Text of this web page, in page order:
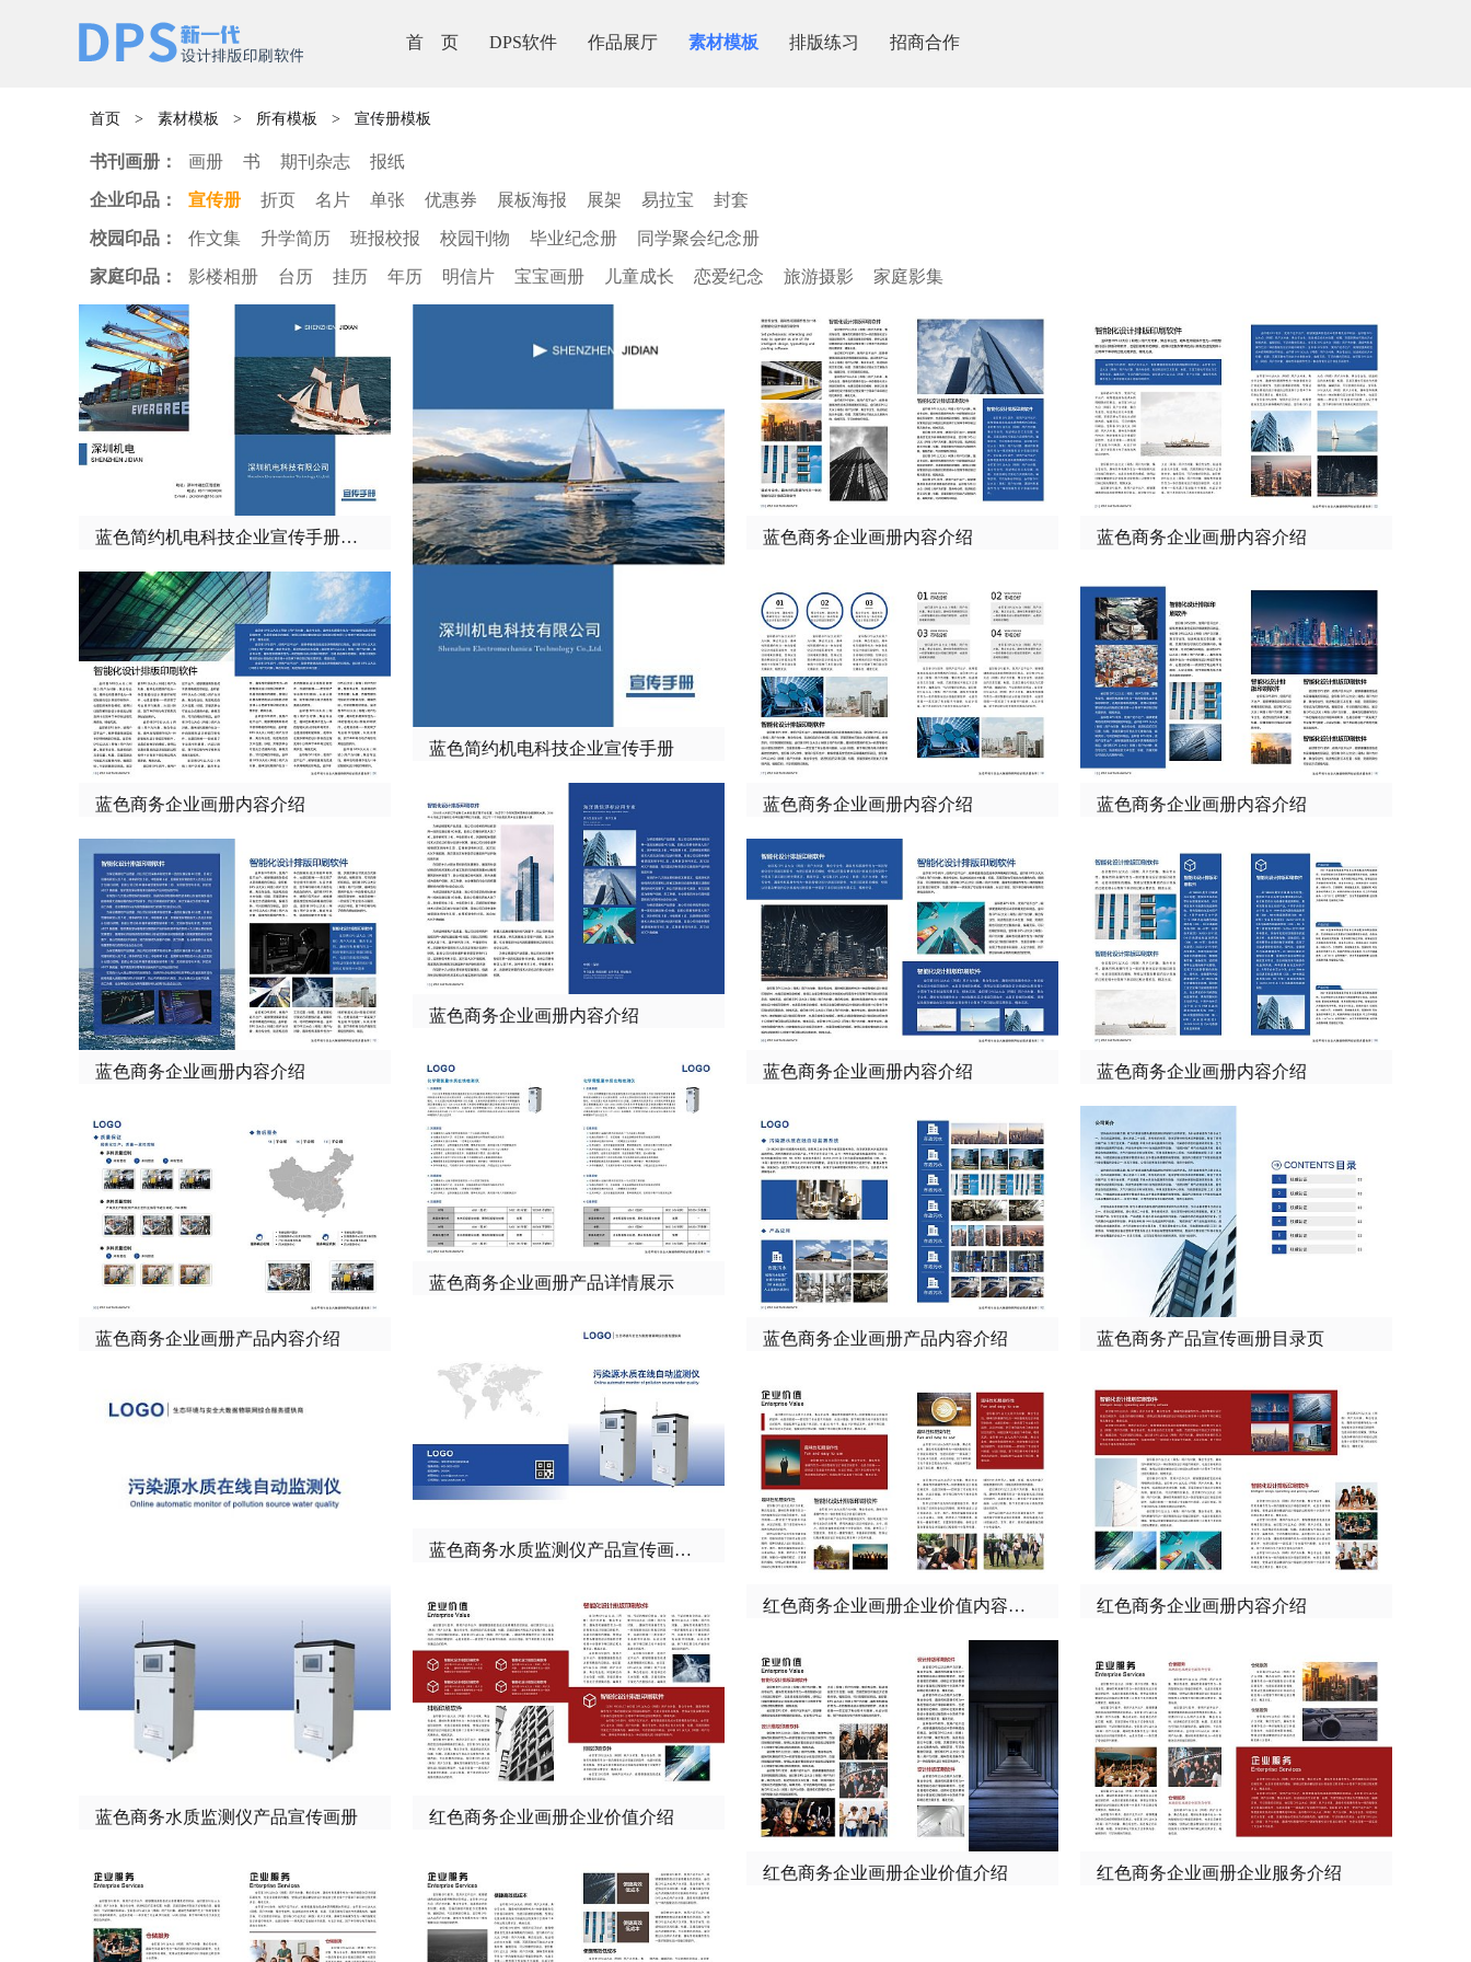
首 页 DPS软件 作品展厅 素材模板 排版练习 招商合作
首页 > 素材模板 > 所有模板 > 宣传册模板
书刊画册： 画册 书 期刊杂志 报纸
企业印品： 宣传册 折页 名片 单张 优惠券 展板海报 展架 易拉宝 封套
校园印品： 作文集 升学简历 班报校报 校园刊物 毕业纪念册 同学聚会纪念册
家庭印品： 影楼相册 台历 挂历 年历 明信片 宝宝画册 儿童成长 恋爱纪念 旅游摄影 家庭影集
蓝色简约机电科技企业宣传手册封面封底
蓝色简约机电科技企业宣传手册
蓝色商务企业画册内容介绍 蓝色商务企业画册内容介绍
蓝色商务企业画册内容介绍 蓝色商务企业画册内容介绍 蓝色商务企业画册内容介绍
蓝色商务企业画册内容介绍
蓝色商务企业画册内容介绍 蓝色商务企业画册内容介绍 蓝色商务企业画册内容介绍
蓝色商务企业画册产品详情展示
蓝色商务企业画册产品内容介绍 蓝色商务企业画册产品内容介绍 蓝色商务产品宣传画册目录页
蓝色商务水质监测仪产品宣传画册封面封底
蓝色商务水质监测仪产品宣传画册
红色商务企业画册企业价值内容介绍 红色商务企业画册内容介绍
红色商务企业画册企业价值介绍
红色商务企业画册企业价值介绍 红色商务企业画册企业服务介绍